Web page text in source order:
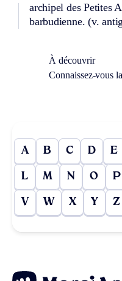
archipel des Petites
barbudienne.(v.
À découvrir
Connaissez-vous
A B C D E
L M N O P
V W X Y Z